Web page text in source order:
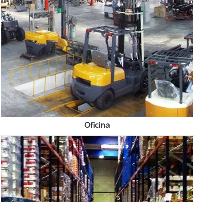
Oficina